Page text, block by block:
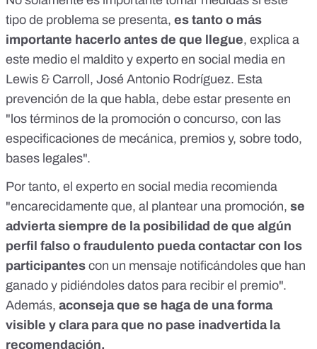
tipo de problema se presenta, es tanto o más
importante hacerlo antes de que llegue, explica a
este medio el maldito y experto en social media en
Lewis & Carroll , José Antonio Rodríguez. Esta
prevención de la que habla, debe estar presente en
"los términos de la promoción o concurso, con las
especificaciones de mecánica, premios y, sobre todo,
bases legales".
Por tanto, el experto en social media recomienda
"encarecidamente que, al plantear una promoción, se
advierta siempre de la posibilidad de que algún
perfil falso o fraudulento pueda contactar con los
participantes con un mensaje notificándoles que han
ganado y pidiéndoles datos para recibir el premio".
Además, aconseja que se haga de una forma
visible y clara para que no pase inadvertida la
recomendación.